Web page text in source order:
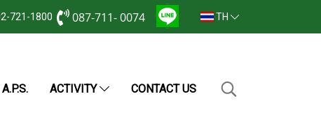
721-1800 087-711- 0074 TH
ACTIVITY CONTACT US